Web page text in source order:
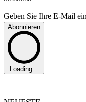
Geben Sie Ihre E-Mail ein
Abonnieren
Loading...